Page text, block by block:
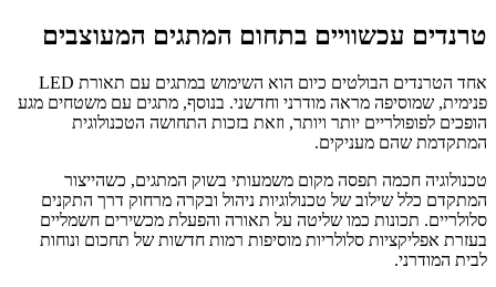
טרנדים עכשוויים בתחום המתגים המעוצבים
אחד הטרנדים הבולטים כיום הוא השימוש במתגים עם תאורת LED
פנימית, שמוסיפה מראה מודרני וחדשני. בנוסף, מתגים עם משטחים מגע
הופכים לפופולריים יותר ויותר, וזאת בזכות התחושה הטכנולוגית
המתקדמת שהם מעניקים.
טכנולוגיה חכמה תפסה מקום משמעותי בשוק המתגים, כשהייצור
המתקדם כלל שילוב של טכנולוגיות ניהול ובקרה מרחוק דרך התקנים
סלולריים. תכונות כמו שליטה על תאורה והפעלת מכשירים חשמליים
בעזרת אפליקציות סלולריות מוסיפות רמות חדשות של תחכום ונוחות
לבית המודרני.